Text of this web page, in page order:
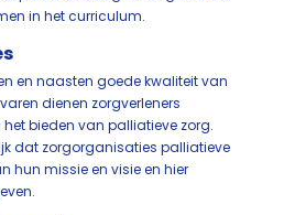
in het curriculum.
en naasten goede kwaliteit van
dienen zorgverleners
bieden van palliatieve zorg.
dat zorgorganisaties palliatieve
hun missie en visie en hier